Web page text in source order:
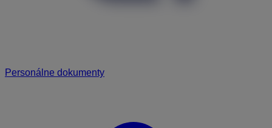
Personálne dokumenty